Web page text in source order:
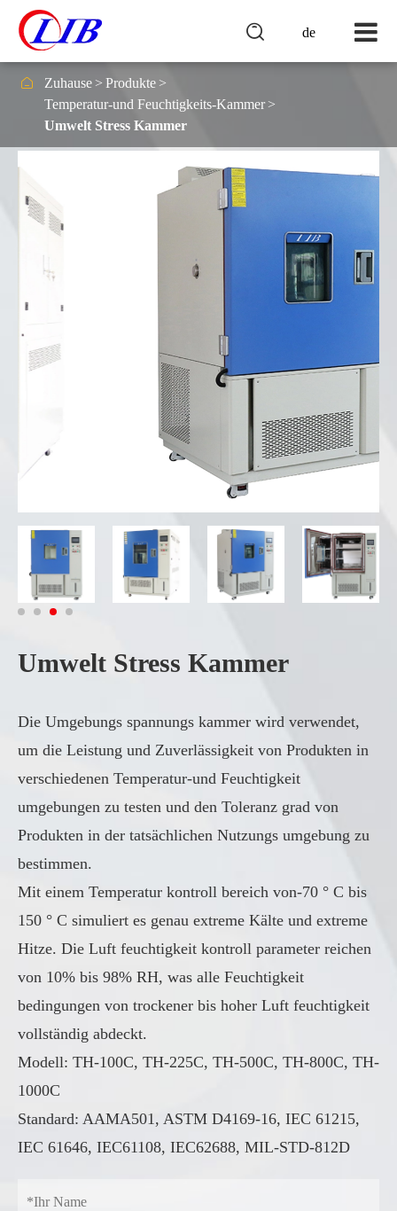
de

 Zuhause
Produkte
Temperatur-und Feuchtigkeits-Kammer
Umwelt Stress Kammer
Umwelt Stress Kammer
Die Umgebungs spannungs kammer wird verwendet,
um die Leistung und Zuverlässigkeit von Produkten in
verschiedenen Temperatur-und Feuchtigkeit
umgebungen zu testen und den Toleranz grad von
Produkten in der tatsächlichen Nutzungs umgebung zu
bestimmen.
Mit einem Temperatur kontroll bereich von-70 ° C bis
150 ° C simuliert es genau extreme Kälte und extreme
Hitze. Die Luft feuchtigkeit kontroll parameter reichen
von 10% bis 98% RH, was alle Feuchtigkeit
bedingungen von trockener bis hoher Luft feuchtigkeit
vollständig abdeckt.
Modell: TH-100C, TH-225C, TH-500C, TH-800C, TH-
1000C
Standard: AAMA501, ASTM D4169-16, IEC 61215,
IEC 61646, IEC61108, IEC62688, MIL-STD-812D